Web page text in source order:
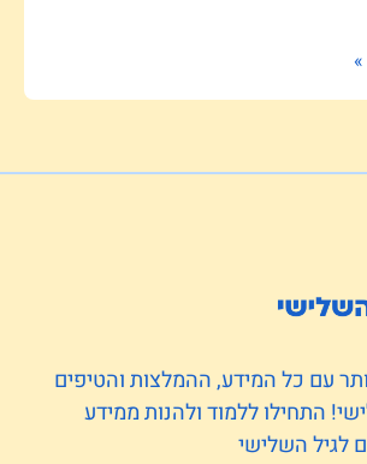
עם כל המידע, ההמלצות והטיפים
התחילו ללמוד ולהנות ממידע
לגיל השלישי